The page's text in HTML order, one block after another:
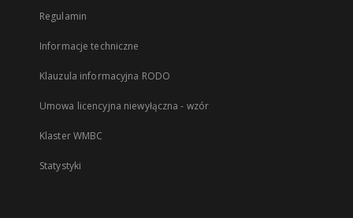
Regulamin
Informacje techniczne
Klauzula informacyjna RODO
Umowa licencyjna niewyłączna - wzór
Klaster WMBC
Statystyki